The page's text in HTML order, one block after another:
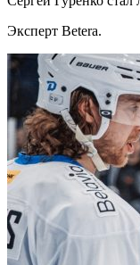
Эксперт Betera.